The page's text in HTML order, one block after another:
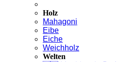
Holz
Mahagoni
Eibe
Eiche
Weichholz
Welten